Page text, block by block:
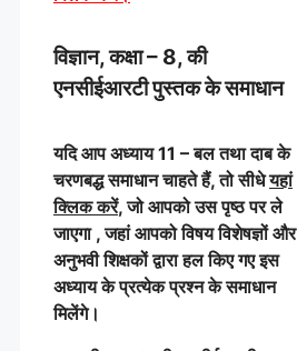
विज्ञान, कक्षा – 8, की
एनसीईआरटी पुस्तक के समाधान
यदि आप अध्याय 11 – बल तथा दाब के
चरणबद्ध समाधान चाहते हैं, तो सीधेयहां
क्लिक करें, जो आपको उस पृष्ठ पर ले
जाएगा , जहां आपको विषय विशेषज्ञों और
अनुभवी शिक्षकों द्वारा हल किए गए इस
अध्याय के प्रत्येक प्रश्न के समाधान
मिलेंगे।